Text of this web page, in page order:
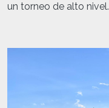
un torneo de alto nivel.